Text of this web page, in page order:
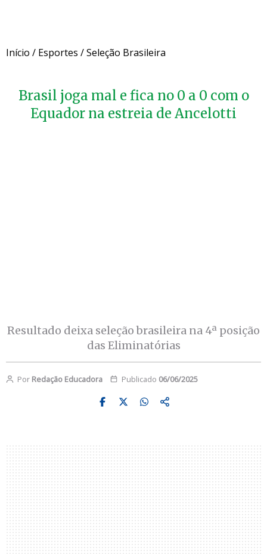
Início / Esportes /Seleção Brasileira
Brasil joga mal e fica no 0 a 0 com o
Equador na estreia de Ancelotti
Resultado deixa seleção brasileira na 4ª posição
das Eliminatórias
Por Redação Educadora Publicado 06/06/2025